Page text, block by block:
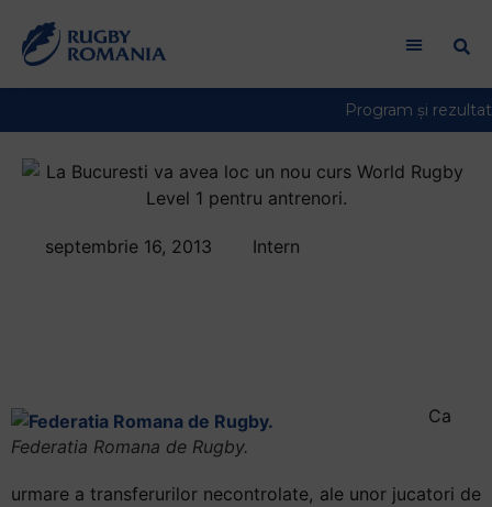
septembrie 16, 2013 Intern
Federatia Romana de Rugby.
Ca
urmare a transferurilor necontrolate, ale unor jucatori de